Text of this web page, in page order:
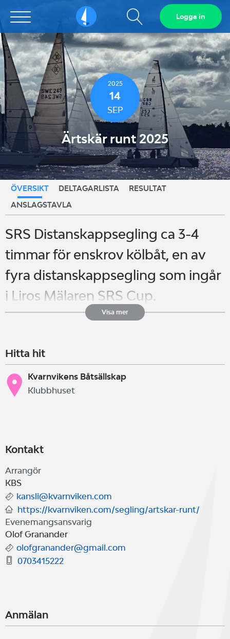
Sailarena Visa
sökfält
Logga in
2025
14
SEP
Ärtskär runt 2025
ÖVERSIKT DELTAGARLISTA
RESULTAT
ANSLAGSTAVLA
SRS Distanskappsegling ca 3-4
timmar för enskrov kölbåt, en av
fyra distanskappsegling som ingår
i Liros Mälaren SRS Cup.
Ärtbössan, ett gammalt klassiskt
klubb som har bästa laget på
kappseglingen och den har varit i
både Görvälns, Ekerö BK och
Tävlingsledningen
Visa mer
Hitta hit
Kvarnvikens Båtsällskap
Klubbhuset
Kontakt
Arrangör
KBS
kansli@kvarnviken.com
https://kvarnviken.com/segling/artskar-runt/
Evenemangsansvarig
Olof Granander
olofgranander@gmail.com
0703415222
Anmälan